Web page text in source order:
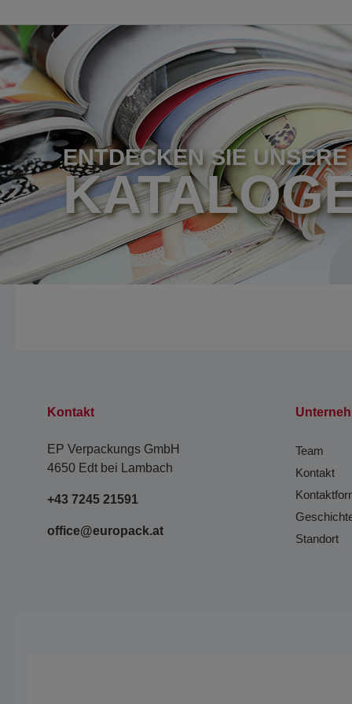
ENTDECKEN SIE UNSERE
Kontakt
EP Verpackungs GmbH
4650 Edt bei Lambach
+43 7245 21591
office@europack.at
Team
Kontakt
Standort